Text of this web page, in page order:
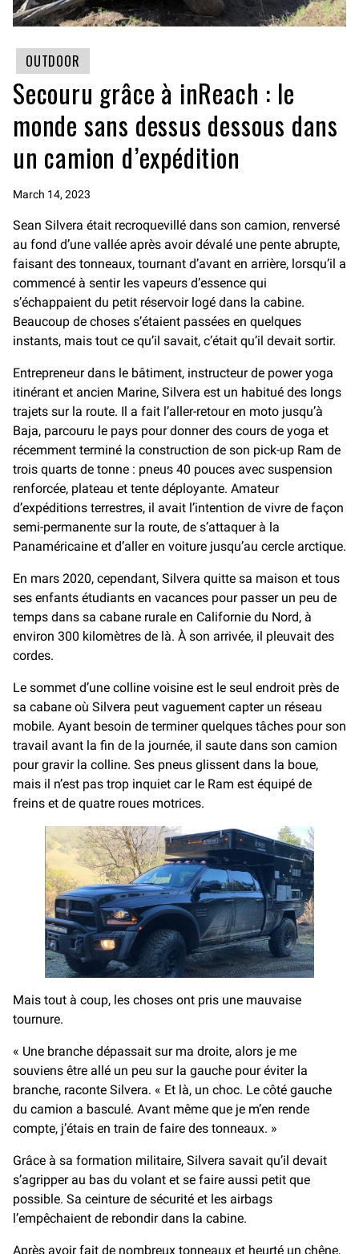
OUTDOOR
Secouru grâce à inReach : le
monde sans dessus dessous dans
un camion d’expédition
March 14, 2023
Sean Silvera était recroquevillé dans son camion, renversé
au fond d’une vallée après avoir dévalé une pente abrupte,
faisant des tonneaux, tournant d’avant en arrière, lorsqu’il a
commencé à sentir les vapeurs d’essence qui
s’échappaient du petit réservoir logé dans la cabine.
Beaucoup de choses s’étaient passées en quelques
instants, mais tout ce qu’il savait, c’était qu’il devait sortir.
Entrepreneur dans le bâtiment, instructeur de power yoga
itinérant et ancien Marine, Silvera est un habitué des longs
trajets sur la route. Il a fait l’aller-retour en moto jusqu’à
Baja, parcouru le pays pour donner des cours de yoga et
récemment terminé la construction de son pick-up Ram de
trois quarts de tonne : pneus 40 pouces avec suspension
renforcée, plateau et tente déployante. Amateur
d’expéditions terrestres, il avait l’intention de vivre de façon
semi-permanente sur la route, de s’attaquer à la
Panaméricaine et d’aller en voiture jusqu’au cercle arctique.
En mars 2020, cependant, Silvera quitte sa maison et tous
ses enfants étudiants en vacances pour passer un peu de
temps dans sa cabane rurale en Californie du Nord, à
environ 300 kilomètres de là. À son arrivée, il pleuvait des
cordes.
Le sommet d’une colline voisine est le seul endroit près de
sa cabane où Silvera peut vaguement capter un réseau
mobile. Ayant besoin de terminer quelques tâches pour son
travail avant la fin de la journée, il saute dans son camion
pour gravir la colline. Ses pneus glissent dans la boue,
mais il n’est pas trop inquiet car le Ram est équipé de
freins et de quatre roues motrices.
Mais tout à coup, les choses ont pris une mauvaise
tournure.
« Une branche dépassait sur ma droite, alors je me
souviens être allé un peu sur la gauche pour éviter la
branche, raconte Silvera. « Et là, un choc. Le côté gauche
du camion a basculé. Avant même que je m’en rende
compte, j’étais en train de faire des tonneaux. »
Grâce à sa formation militaire, Silvera savait qu’il devait
s’agripper au bas du volant et se faire aussi petit que
possible. Sa ceinture de sécurité et les airbags
l’empêchaient de rebondir dans la cabine.
Après avoir fait de nombreux tonneaux et heurté un chêne,